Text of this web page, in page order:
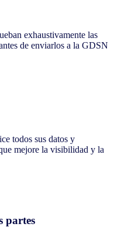
exhaustivamente las
de enviarlos a la GDSN
todos sus datos y
mejore la visibilidad y la
partes